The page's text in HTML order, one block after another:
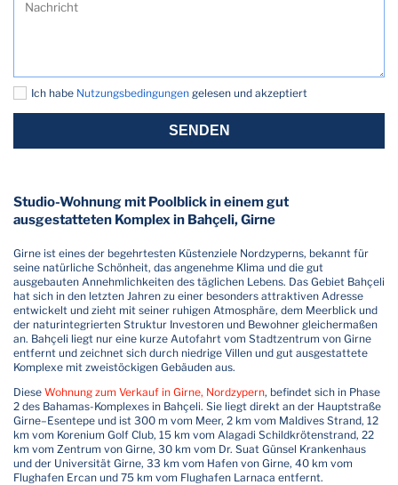
Ich habe Nutzungsbedingungen gelesen und akzeptiert
SENDEN
Studio-Wohnung mit Poolblick in einem gut
ausgestatteten Komplex in Bahçeli, Girne
Girne ist eines der begehrtesten Küstenziele Nordzyperns, bekannt für
seine natürliche Schönheit, das angenehme Klima und die gut
ausgebauten Annehmlichkeiten des täglichen Lebens. Das Gebiet Bahçeli
hat sich in den letzten Jahren zu einer besonders attraktiven Adresse
entwickelt und zieht mit seiner ruhigen Atmosphäre, dem Meerblick und
der naturintegrierten Struktur Investoren und Bewohner gleichermaßen
an. Bahçeli liegt nur eine kurze Autofahrt vom Stadtzentrum von Girne
entfernt und zeichnet sich durch niedrige Villen und gut ausgestattete
Komplexe mit zweistöckigen Gebäuden aus.
Diese Wohnung zum Verkauf in Girne, Nordzypern, befindet sich in Phase
2 des Bahamas-Komplexes in Bahçeli. Sie liegt direkt an der Hauptstraße
Girne–Esentepe und ist 300 m vom Meer, 2 km vom Maldives Strand, 12
km vom Korenium Golf Club, 15 km vom Alagadi Schildkrötenstrand, 22
km vom Zentrum von Girne, 30 km vom Dr. Suat Günsel Krankenhaus
und der Universität Girne, 33 km vom Hafen von Girne, 40 km vom
Flughafen Ercan und 75 km vom Flughafen Larnaca entfernt.